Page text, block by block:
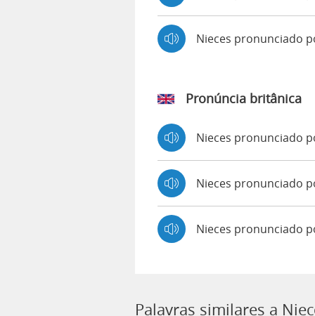
Nieces pronunciado
Pronúncia britânica
Nieces pronunciado
Nieces pronunciado
Nieces pronunciado
Palavras similares a